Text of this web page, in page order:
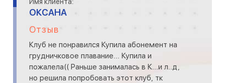
ОКСАНА
Отзыв
Клуб не понравился Купила абонемент на
грудничковое плавание... Купила и
пожалела(( Раньше занималась в К...и л..д,
но решила попробовать этот клуб, тк